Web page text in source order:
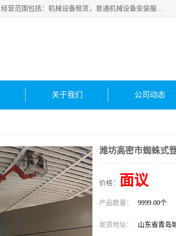
青岛高晟工程机械租赁有限公司成立于2015年，注册地位于山东省青岛市。经营范围包括：机械设备租赁，普通机械设备安装服务，电子、机械设备维护，专用设备修理，通用设备修理，机械设备销售，环境保护专用设备销售，建筑材料销售，专业保洁、清洗、消毒服务，劳动保护用品销售，信息技术咨询服务，汽车拖车、求援、清障服务，物业管理；工程管理服务，货物进出口，技术进出口，汽车销售，新能源汽车整车销售等。
关于我们 公司动态
潍坊高密市蜘蛛式
价格： 面议
产品数量： 9999.00个
发货地址： 山东省青岛